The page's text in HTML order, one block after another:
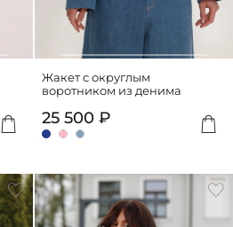
Жакет с округлым
воротником из денима
25 500 ₽